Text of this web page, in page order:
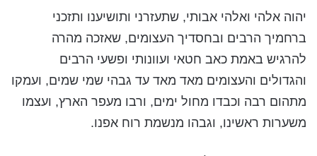
יהוה אלהי ואלהי אבותי, שתעזרני ותושיענו ותזכני
ברחמיך הרבים ובחסדיך העצומים, שאזכה מהרה
להרגיש באמת כאב חטאי ועוונותי ופשעי הרבים
והגדולים והעצומים מאד מאד עד גבהי שמי שמים, ועמקו
מתהום רבה וכבדו מחול ימים, ורבו מעפר הארץ, ועצמו
משערות ראשינו, וגבהו מנשמת רוח אפנו.